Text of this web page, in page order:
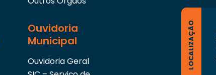
Ouvidoria
Municipal
Ouvidoria Geral
LOCALIZAÇÃO